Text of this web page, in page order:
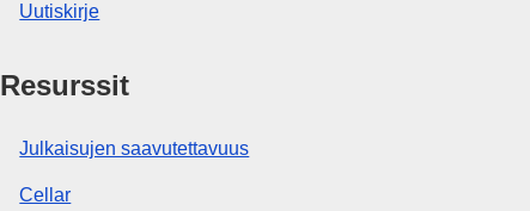
Uutiskirje
Resurssit
Julkaisujen saavutettavuus
Cellar